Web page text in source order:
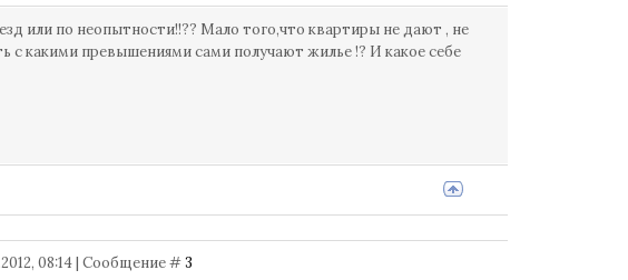
или по неопытности!!?? Мало того,что квартиры не дают , не
с какими превышениями сами получают жилье !? И какое себе
08:14 | Сообщение #3